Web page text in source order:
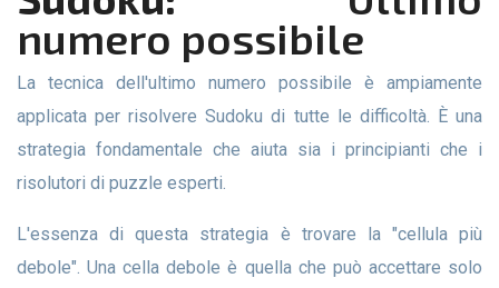
numero possibile
La tecnica dell'ultimo numero possibile è ampiamente
applicata per risolvere Sudoku di tutte le difficoltà. È una
strategia fondamentale che aiuta sia i principianti che i
risolutori di puzzle esperti.
L'essenza di questa strategia è trovare la "cellula più
debole". Una cella debole è quella che può accettare solo